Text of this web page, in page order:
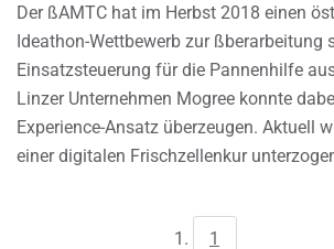
Der ßAMTC hat im Herbst 2018 einen
Ideathon-Wettbewerb zur ßberarbeitung
Einsatzsteuerung für die Pannenhilfe
Linzer Unternehmen Mogree konnte
Experience-Ansatz überzeugen. Aktuell
einer digitalen Frischzellenkur
1